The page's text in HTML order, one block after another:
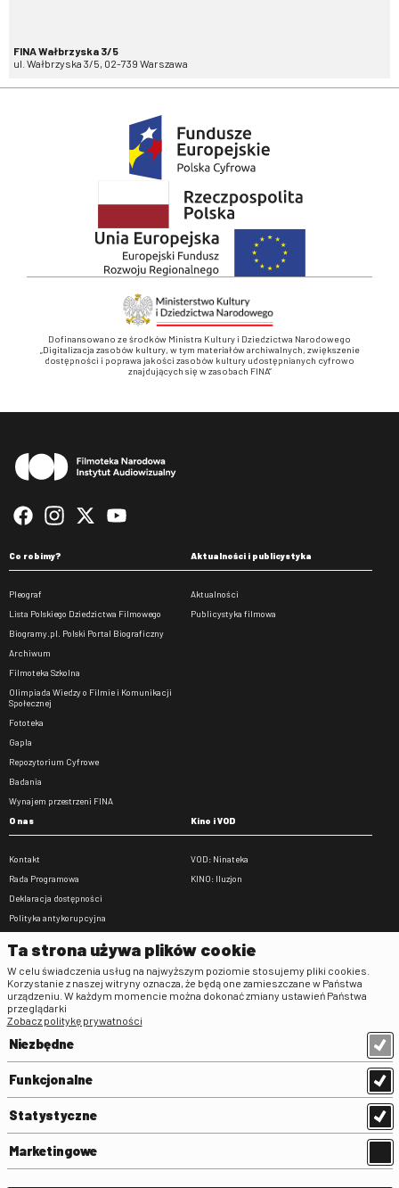
FINA Wałbrzyska 3/5
ul. Wałbrzyska 3/5, 02-739 Warszawa
Dofinansowano ze środków Ministra Kultury i Dziedzictwa Narodowego
„Digitalizacja zasobów kultury, w tym materiałów archiwalnych, zwiększenie
dostępności i poprawa jakości zasobów kultury udostępnianych cyfrowo
znajdujących się w zasobach FINA”
Co robimy?
Pleograf
Lista Polskiego Dziedzictwa Filmowego
Biogramy.pl. Polski Portal Biograficzny
Archiwum
Filmoteka Szkolna
Olimpiada Wiedzy o Filmie i Komunikacji
Społecznej
Fototeka
Gapla
Repozytorium Cyfrowe
Badania
Wynajem przestrzeni FINA
Aktualności i publicystyka
Aktualności
Publicystyka filmowa
O nas
Kontakt
Rada Programowa
Deklaracja dostępności
Polityka antykorupcyjna
Zamówienia publiczne
Praca w FINA
Kino i VOD
VOD: Ninateka
KINO: Iluzjon
Regulaminy
Klauzula informacyjna RODO
Regulamin użytkowania parkingu
Standardy ochrony małoletnich
Regulamin kina Iluzjon
Ta strona używa plików cookie
W celu świadczenia usług na najwyższym poziomie stosujemy pliki cookies.
Korzystanie z naszej witryny oznacza, że będą one zamieszczane w Państwa
urządzeniu. W każdym momencie można dokonać zmiany ustawień Państwa
przeglądarki
Zobacz politykę prywatności
Niezbędne
Funkcjonalne
Statystyczne
Marketingowe